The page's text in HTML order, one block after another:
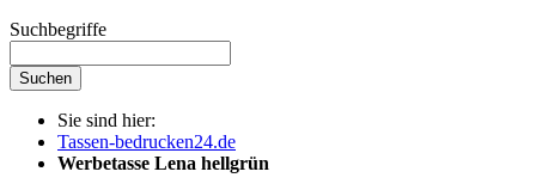
Suchbegriffe
Suchen
Sie sind hier:
Tassen-bedrucken24.de
Werbetasse Lena hellgrün